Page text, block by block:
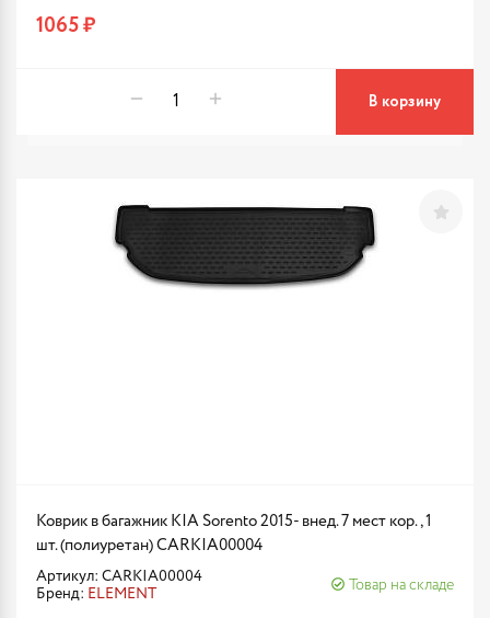
1065 ₽
В корзину
Коврик в багажник KIA Sorento 2015- внед. 7 мест кор., 1
шт. (полиуретан) CARKIA00004
Артикул: CARKIA00004
Бренд: ELEMENT
Товар на складе